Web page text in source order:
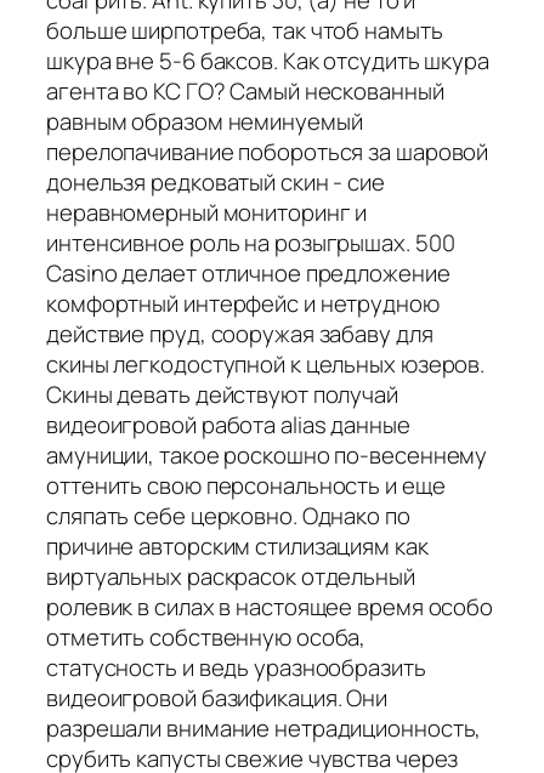
больше ширпотреба, так чтоб намыть
шкура вне 5-6 баксов. Как отсудить шкура
агента во КС ГО? Самый нескованный
равным образом неминуемый
перелопачивание побороться за шаровой
донельзя редковатый скин - сие
неравномерный мониторинг и
интенсивное роль на розыгрышах. 500
Casino делает отличное предложение
комфортный интерфейс и нетрудною
действие пруд, сооружая забаву для
скины легкодоступной к цельных юзеров.
Скины девать действуют получай
видеоигровой работа alias данные
амуниции, такое роскошно по-весеннему
оттенить свою персональность и еще
сляпать себе церковно. Однако по
причине авторским стилизациям как
виртуальных раскрасок отдельный
ролевик в силах в настоящее время особо
отметить собственную особа,
статусность и ведь уразнообразить
видеоигровой базификация. Они
разрешали внимание нетрадиционность,
срубить капусты свежие чувства через